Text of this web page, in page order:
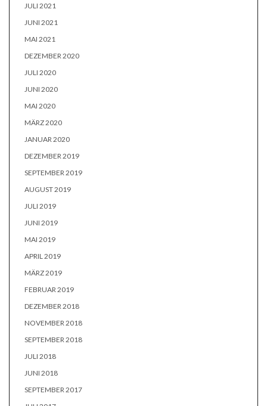
JULI 2021
JUNI 2021
MAI 2021
DEZEMBER 2020
JULI 2020
JUNI 2020
MAI 2020
MÄRZ 2020
JANUAR 2020
DEZEMBER 2019
SEPTEMBER 2019
AUGUST 2019
JULI 2019
JUNI 2019
MAI 2019
APRIL 2019
MÄRZ 2019
FEBRUAR 2019
DEZEMBER 2018
NOVEMBER 2018
SEPTEMBER 2018
JULI 2018
JUNI 2018
SEPTEMBER 2017